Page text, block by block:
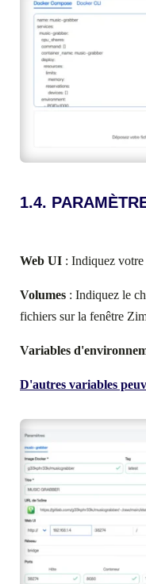
1.4.
Web UI : Indiquez
Volumes : Indiquez le
fichiers sur la fenêtre
Variables
D'autres variables